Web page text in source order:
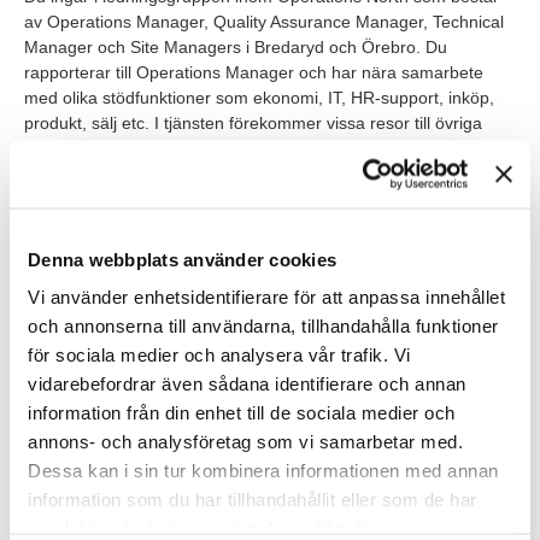
Denna webbplats använder cookies
Vi använder enhetsidentifierare för att anpassa innehållet
och annonserna till användarna, tillhandahålla funktioner
för sociala medier och analysera vår trafik. Vi
vidarebefordrar även sådana identifierare och annan
information från din enhet till de sociala medier och
annons- och analysföretag som vi samarbetar med.
Dessa kan i sin tur kombinera informationen med annan
information som du har tillhandahållit eller som de har
av Operations Manager, Quality Assurance Manager, Technical
Manager och Site Managers i Bredaryd och Örebro. Du
rapporterar till Operations Manager och har nära samarbete
med olika stödfunktioner som ekonomi, IT, HR-support, inköp,
produkt, sälj etc. I tjänsten förekommer vissa resor till övriga
VEM ÄR DU?
Vi söker dig som har tidigare erfarenhet av en ledande
befattning med personalansvar. Vi ser gärna att du har ett
tekniskt intresse och att du förvärvat dig teknisk erfarenhet
logistik. Du har erfarenhet av förbättringsarbete och har arbetat
med arbetsmiljöfrågor, exempelvis brand och säkerhet. Vidare
är det meriterande om du har arbetat med lean.